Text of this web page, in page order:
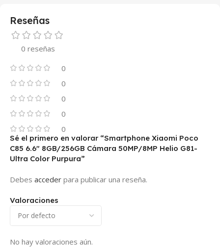
Reseñas
0 reseñas
0
0
0
0
0
Valoraciones
No hay valoraciones aún.
Sé el primero en valorar “Smartphone Xiaomi Poco
C85 6.6″ 8GB/256GB Cámara 50MP/8MP Helio G81-
Ultra Color Purpura”
Debes acceder para publicar una reseña.